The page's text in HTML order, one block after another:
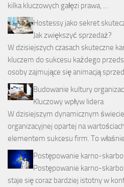
kilka kluczowych gałęzi prawa, …
Hostessy jako sekret
Jak zwiększyć sprzedaż?
W dzisiejszych czasach skuteczne
kluczem do sukcesu każdego
osoby zajmujące się animacją
Budowanie kultury
Kluczowy wpływ lidera
W dzisiejszym dynamicznym
organizacyjnej opartej na
elementem sukcesu firm. To
Postępowanie karno-
Postępowanie karno-
staje się coraz bardziej istotny w